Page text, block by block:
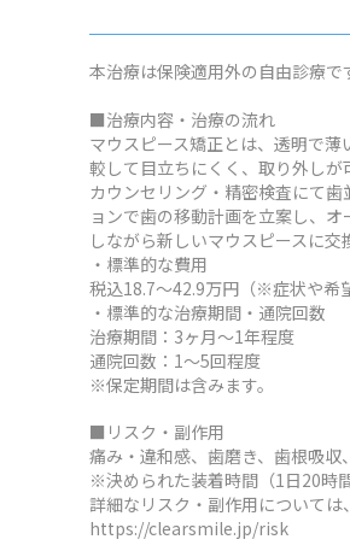
本治療は保険適用外の自由診療で
■治療内容・治療の流れ
マウスピース矯正とは、透明で
較して目立ちにくく、取り外しが
カウンセリング・精密検査にて
ョンで歯の移動計画を立案し、
しながら新しいマウスピースに
・標準的な費用
税込18.7～42.9万円（※症状や希
・標準的な治療期間・通院回数
治療期間：3ヶ月～1年程度
通院回数：1～5回程度
※保定期間は含みます。
■リスク・副作用
痛み・違和感、歯磨き、歯根吸
※決められた装着時間（1日20時
詳細なリスク・副作用について
https://clearsmile.jp/risk